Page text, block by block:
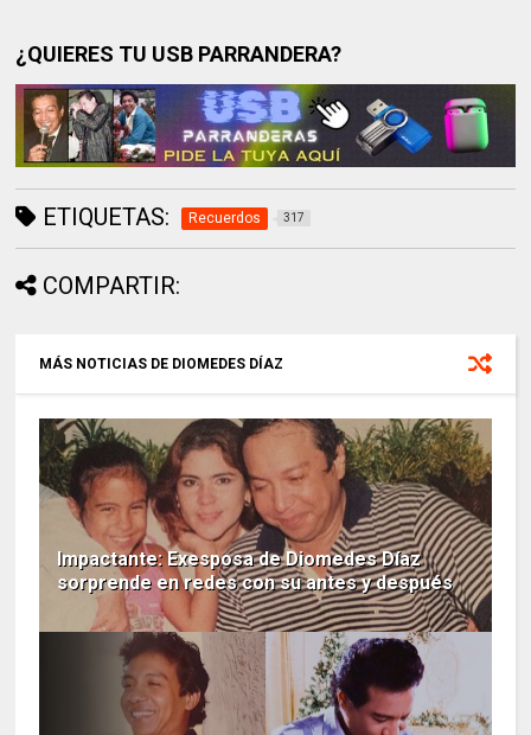
¿QUIERES TU USB PARRANDERA?
ETIQUETAS: Recuerdos 317
COMPARTIR:
MÁS NOTICIAS DE DIOMEDES DÍAZ
Impactante: Exesposa de Diomedes Díaz
sorprende en redes con su antes y después